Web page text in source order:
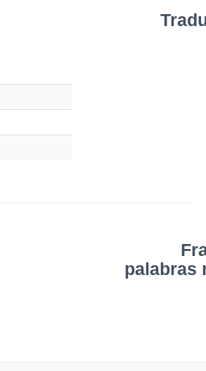
palabras